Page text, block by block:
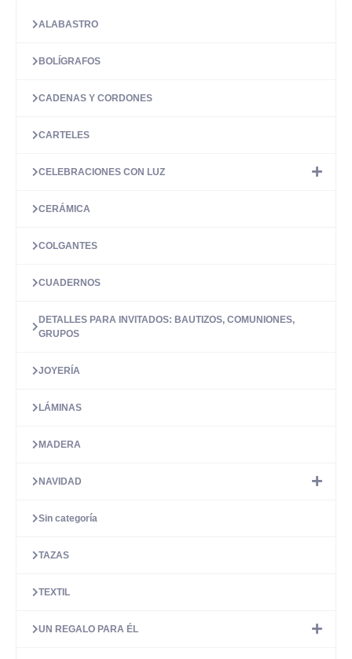
ALABASTRO
BOLÍGRAFOS
CADENAS Y CORDONES
CARTELES
CELEBRACIONES CON LUZ
CERÁMICA
COLGANTES
CUADERNOS
DETALLES PARA INVITADOS: BAUTIZOS, COMUNIONES,
GRUPOS
JOYERÍA
LÁMINAS
MADERA
NAVIDAD
Sin categoría
TAZAS
TEXTIL
UN REGALO PARA ÉL